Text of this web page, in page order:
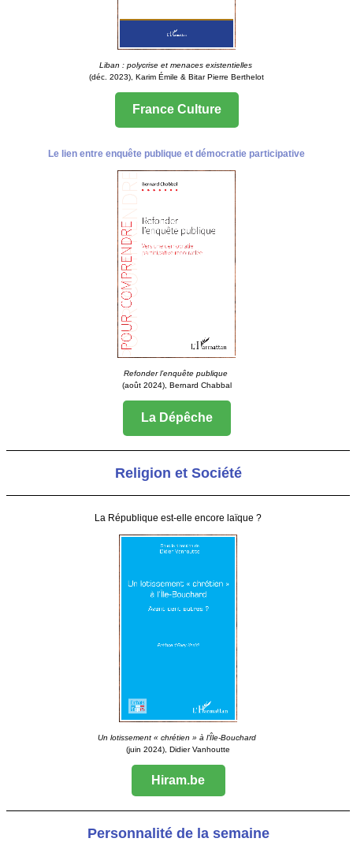
Liban : polycrise et menaces existentielles
(déc. 2023), Karim Émile & Bitar Pierre Berthelot
France Culture
Le lien entre enquête publique et démocratie participative
Refonder l’enquête publique
(août 2024), Bernard Chabbal
La Dépêche
Religion et Société
La République est-elle encore laïque ?
Un lotissement « chrétien » à l'Île-Bouchard
(juin 2024), Didier Vanhoutte
Hiram.be
Personnalité de la semaine